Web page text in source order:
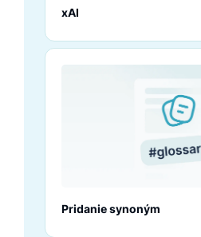
xAI
Pridanie synoným